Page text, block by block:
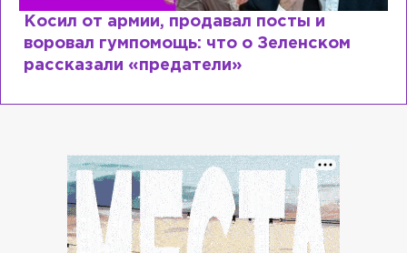
Рыдает из-за мужа, но опять флиртует с
Лазаревым: как Лера Кудрявцева
сходит с ума